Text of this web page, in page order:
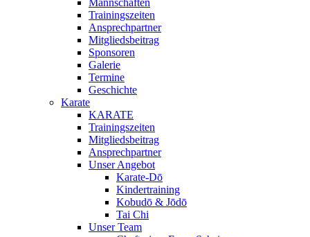
Mannschaften
Trainingszeiten
Ansprechpartner
Mitgliedsbeitrag
Sponsoren
Galerie
Termine
Geschichte
Karate
KARATE
Trainingszeiten
Mitgliedsbeitrag
Ansprechpartner
Unser Angebot
Karate-Dō
Kindertraining
Kobudō & Jōdō
Tai Chi
Unser Team